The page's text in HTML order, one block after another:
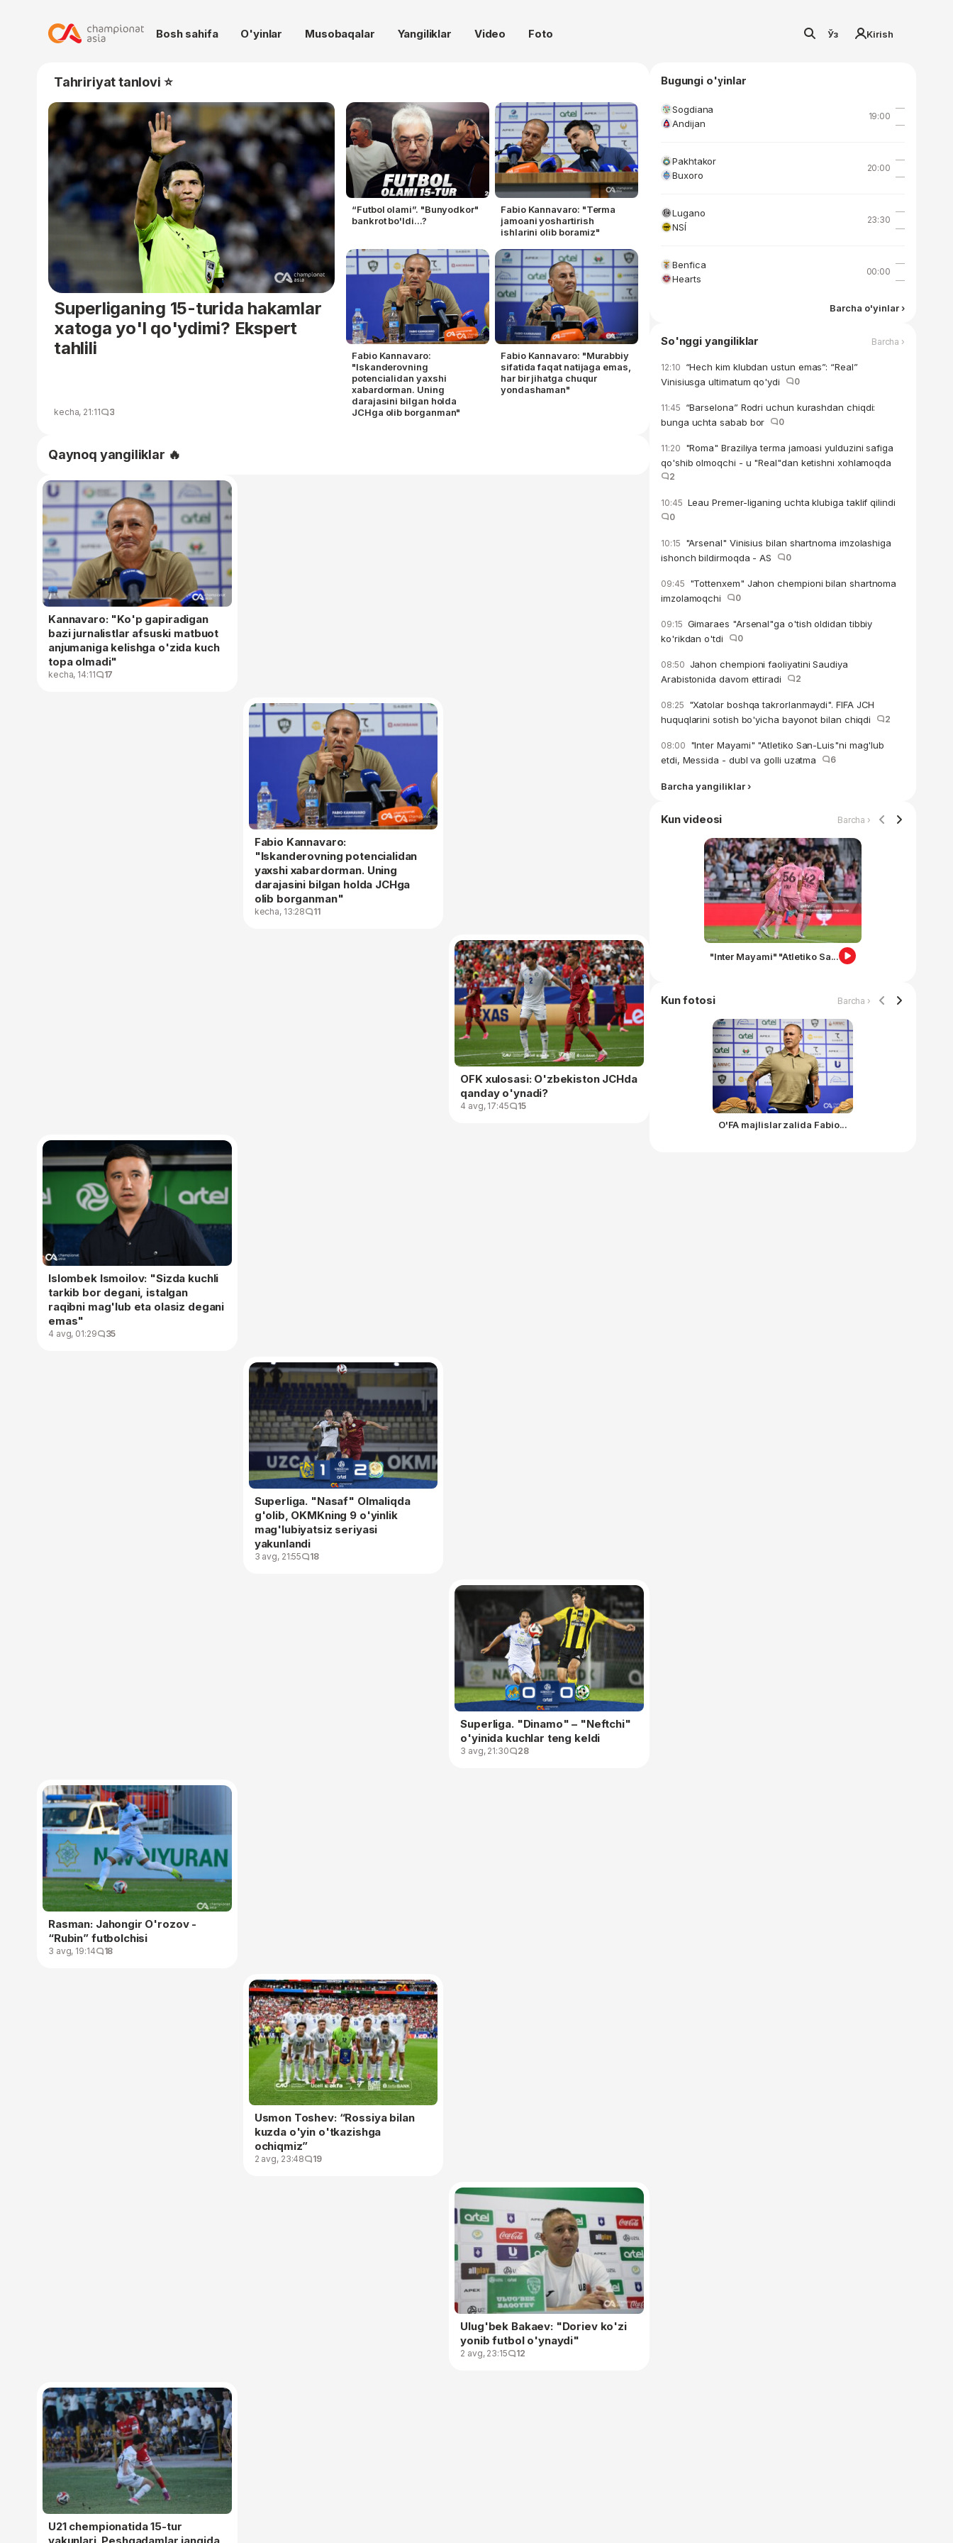
Bosh sahifa O'yinlar Musobaqalar Yangiliklar Video Foto Ўз Kirish
Tahririyat tanlovi ⭐
Superliganing 15-turida hakamlar
xatoga yo'l qo'ydimi? Ekspert
tahlili
kecha, 21:11 3
“Futbol olami”. "Bunyodkor"
bankrot bo'ldi...?
Fabio Kannavaro: "Terma
jamoani yoshartirish
ishlarini olib boramiz"
Fabio Kannavaro:
"Iskanderovning
potencialidan yaxshi
xabardorman. Uning
darajasini bilgan holda
JCHga olib borganman"
Fabio Kannavaro: "Murabbiy
sifatida faqat natijaga emas,
har bir jihatga chuqur
yondashaman"
Qaynoq yangiliklar 🔥
Kannavaro: "Ko'p gapiradigan
bazi jurnalistlar afsuski matbuot
anjumaniga kelishga o'zida kuch
topa olmadi"
kecha, 14:11 17
Fabio Kannavaro:
"Iskanderovning potencialidan
yaxshi xabardorman. Uning
darajasini bilgan holda JCHga
olib borganman"
kecha, 13:28 11
OFK xulosasi: O'zbekiston JCHda
qanday o'ynadi?
4 avg, 17:45 15
Islombek Ismoilov: "Sizda kuchli
tarkib bor degani, istalgan
raqibni mag'lub eta olasiz degani
emas"
4 avg, 01:29 35
Superliga. "Nasaf" Olmaliqda
g'olib, OKMKning 9 o'yinlik
mag'lubiyatsiz seriyasi
yakunlandi
3 avg, 21:55 18
Superliga. "Dinamo" – "Neftchi"
o'yinida kuchlar teng keldi
3 avg, 21:30 28
Rasman: Jahongir O'rozov -
“Rubin” futbolchisi
3 avg, 19:14 18
Usmon Toshev: “Rossiya bilan
kuzda o'yin o'tkazishga
ochiqmiz”
2 avg, 23:48 19
Ulug'bek Bakaev: "Doriev ko'zi
yonib futbol o'ynaydi"
2 avg, 23:15 12
U21 chempionatida 15-tur
Bugungi o'yinlar
Sogdiana
Andijan
19:00
—
—
Pakhtakor
Buxoro
20:00
—
—
Lugano
NSÍ
23:30
—
—
Benfica
Hearts
00:00
—
—
Barcha o'yinlar ›
So'nggi yangiliklar Barcha ›
12:10 “Hech kim klubdan ustun emas”: “Real”
Vinisiusga ultimatum qo'ydi
0
11:45 “Barselona” Rodri uchun kurashdan chiqdi:
bunga uchta sabab bor
0
11:20 "Roma" Braziliya terma jamoasi yulduzini safiga
qo'shib olmoqchi - u "Real"dan ketishni xohlamoqda
2
10:45 Leau Premer-liganing uchta klubiga taklif qilindi
0
10:15 "Arsenal" Vinisius bilan shartnoma imzolashiga
ishonch bildirmoqda - AS
0
09:45 "Tottenxem" Jahon chempioni bilan shartnoma
imzolamoqchi
0
09:15 Gimaraes "Arsenal"ga o'tish oldidan tibbiy
ko'rikdan o'tdi
0
08:50 Jahon chempioni faoliyatini Saudiya
Arabistonida davom ettiradi
2
08:25 "Xatolar boshqa takrorlanmaydi". FIFA JCH
huquqlarini sotish bo'yicha bayonot bilan chiqdi
2
08:00 "Inter Mayami" "Atletiko San-Luis"ni mag'lub
etdi, Messida - dubl va golli uzatma
6
Barcha yangiliklar ›
Kun videosi Barcha ›
"Inter Mayami" "Atletiko Sa...
of
Kun fotosi Barcha ›
O'FA majlislar zalida Fabio...